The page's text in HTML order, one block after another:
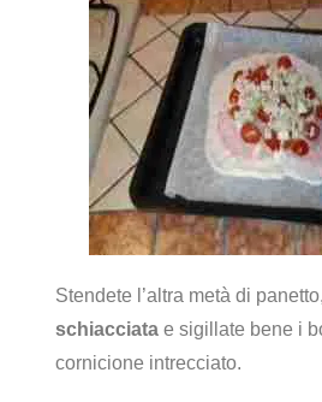
Stendete l’altra metà di
schiacciatae sigillate bene i
cornicione intrecciato.